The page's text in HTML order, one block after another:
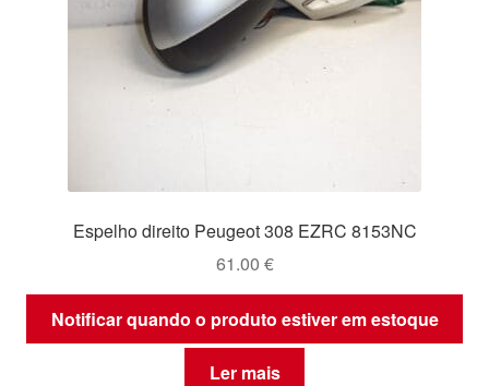
Espelho direito Peugeot 308 EZRC 8153NC
61.00 €
Notificar quando o produto estiver em estoque
Ler mais